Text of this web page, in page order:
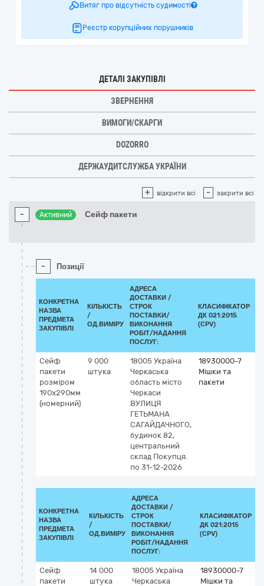
Витяг про відсутність судимості
Реєстр корупційних порушників
ДЕТАЛІ ЗАКУПІВЛІ
ЗВЕРНЕННЯ
ВИМОГИ/СКАРГИ
DOZORRO
ДЕРЖАУДИТСЛУЖБА УКРАЇНИ
+ відкрити всі - закрити всі
- Активний Сейф пакети
- Позиції
КОНКРЕТНА
НАЗВА
ПРЕДМЕТА
ЗАКУПІВЛІ
КІЛЬКІСТЬ
/
ОД.ВИМІРУ
АДРЕСА
ДОСТАВКИ /
СТРОК
ПОСТАВКИ/
ВИКОНАННЯ
РОБІТ/НАДАННЯ
ПОСЛУГ:
КЛАСИФІКАТОР
ДК 021:2015
(CPV)
Сейф
пакети
розміром
190х290мм
(номерний)
9 000
штука
18005 Україна
Черкаська
область місто
Черкаси
ВУЛИЦЯ
ГЕТЬМАНА
САГАЙДАЧНОГО,
будинок 82,
центральний
склад Покупця.
по 31-12-2026
18930000-7
Мішки та
пакети
КОНКРЕТНА
НАЗВА
ПРЕДМЕТА
ЗАКУПІВЛІ
КІЛЬКІСТЬ
/
ОД.ВИМІРУ
АДРЕСА
ДОСТАВКИ /
СТРОК
ПОСТАВКИ/
ВИКОНАННЯ
РОБІТ/НАДАННЯ
ПОСЛУГ:
КЛАСИФІКАТОР
ДК 021:2015
(CPV)
Сейф
пакети
14 000
штука
18005 Україна
Черкаська
18930000-7
Мішки та